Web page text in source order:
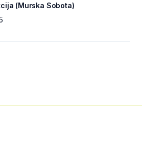
(Murska Sobota)